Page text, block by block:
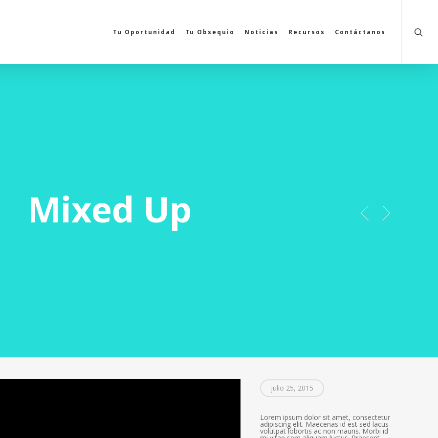
Tu Oportunidad Tu Obsequio Noticias Recursos Contáctanos
Mixed Up
julio 25, 2015
Lorem ipsum dolor sit amet, consectetur
adipiscing elit. Maecenas id est sed lacus
volutpat lobortis ac non mauris. Morbi id